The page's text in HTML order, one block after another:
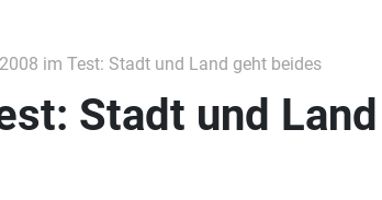
im Test: Stadt und Land geht beides
Stadt und Land